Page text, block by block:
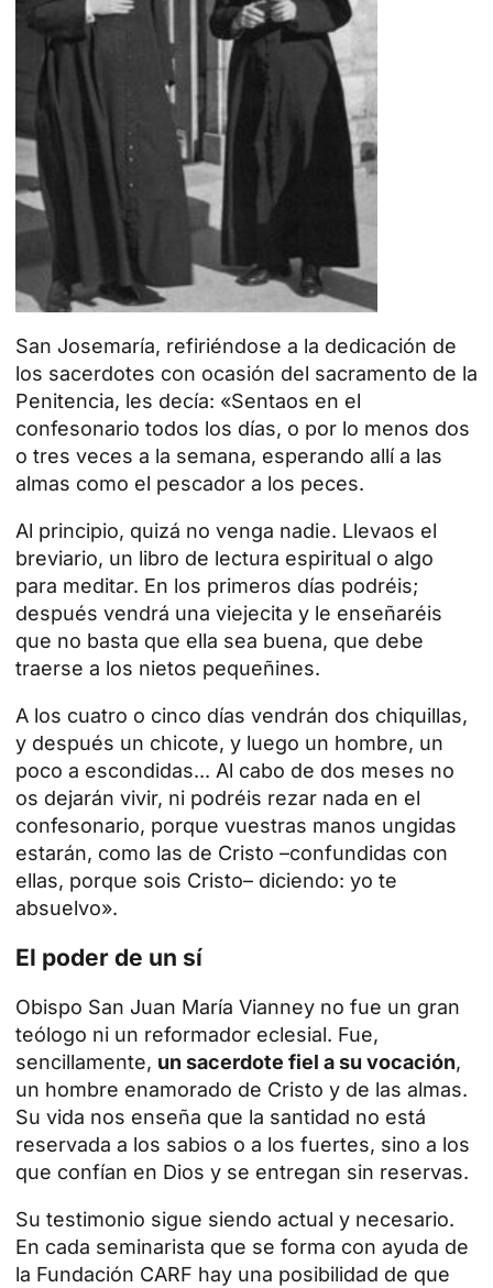
San Josemaría, refiriéndose a la dedicación de
los sacerdotes con ocasión del sacramento de la
Penitencia, les decía: «Sentaos en el
confesonario todos los días, o por lo menos dos
o tres veces a la semana, esperando allí a las
almas como el pescador a los peces.
Al principio, quizá no venga nadie. Llevaos el
breviario, un libro de lectura espiritual o algo
para meditar. En los primeros días podréis;
después vendrá una viejecita y le enseñaréis
que no basta que ella sea buena, que debe
traerse a los nietos pequeñines.
A los cuatro o cinco días vendrán dos chiquillas,
y después un chicote, y luego un hombre, un
poco a escondidas... Al cabo de dos meses no
os dejarán vivir, ni podréis rezar nada en el
confesonario, porque vuestras manos ungidas
estarán, como las de Cristo –confundidas con
ellas, porque sois Cristo– diciendo: yo te
absuelvo».
El poder de un sí
Obispo San Juan María Vianney no fue un gran
teólogo ni un reformador eclesial. Fue,
sencillamente, un sacerdote fiel a su vocación,
un hombre enamorado de Cristo y de las almas.
Su vida nos enseña que la santidad no está
reservada a los sabios o a los fuertes, sino a los
que confían en Dios y se entregan sin reservas.
Su testimonio sigue siendo actual y necesario.
En cada seminarista que se forma con ayuda de
la Fundación CARF hay una posibilidad de que